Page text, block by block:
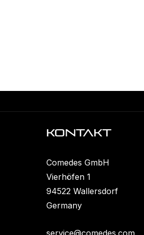
KONTAKT
Comedes GmbH
Vierhöfen 1
94522 Wallersdorf
Germany